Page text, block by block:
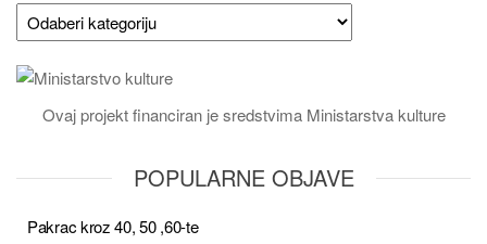
Ovaj projekt financiran je sredstvima Ministarstva kulture
POPULARNE OBJAVE
Pakrac kroz 40, 50 ,60-te